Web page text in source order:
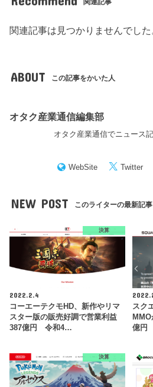
関連記事
関連記事は見つかりませんでした
ABOUT この記事をかいた人
オタク産業通信編集部
オタク産業通信でニュース
WebSite Twitter
NEW POST このライターの最新記事
決算
2022.2.4
コーエーテクモHD、新作やリマ
スター版の販売好調で営業利益
387億円 令和4…
スク
億円
決算